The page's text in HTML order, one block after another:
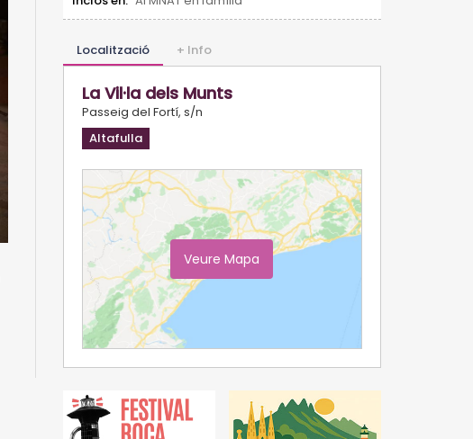
Localització + Info
La Vil·la dels Munts
Passeig del Fortí, s/n
Altafulla
Veure Mapa